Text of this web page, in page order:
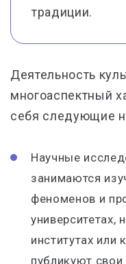
традиции.
Деятельность
многоаспектный
себя следующие
Научные
занимаются
феноменов и
университетах,
институтах или
публикуют свои